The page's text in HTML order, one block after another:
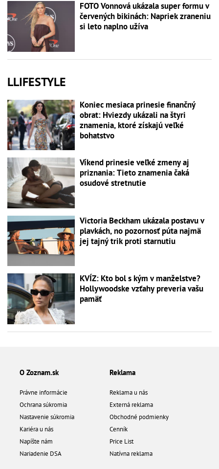
FOTO Vonnová ukázala super formu v
červených bikinách: Napriek zraneniu
si leto naplno užíva
LLIFESTYLE
Koniec mesiaca prinesie finančný
obrat: Hviezdy ukázali na štyri
znamenia, ktoré získajú veľké
bohatstvo
Víkend prinesie veľké zmeny aj
priznania: Tieto znamenia čaká
osudové stretnutie
Victoria Beckham ukázala postavu v
plavkách, no pozornosť púta najmä
jej tajný trik proti starnutiu
KVÍZ: Kto bol s kým v manželstve?
Hollywoodske vzťahy preveria vašu
pamäť
O Zoznam.sk
Právne informácie
Ochrana súkromia
Nastavenie súkromia
Kariéra u nás
Napíšte nám
Nariadenie DSA
Reklama
Reklama u nás
Externá reklama
Obchodné podmienky
Cenník
Price List
Natívna reklama